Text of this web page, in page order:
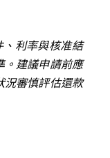
利率與核准結
。建議申請前應
況審慎評估還款